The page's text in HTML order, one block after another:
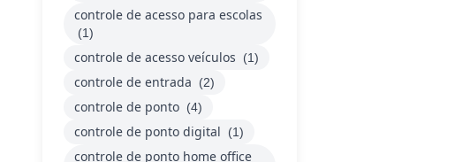
controle de acesso para escolas
(1)
controle de acesso veículos (1)
controle de entrada (2)
controle de ponto (4)
controle de ponto digital (1)
controle de ponto home office